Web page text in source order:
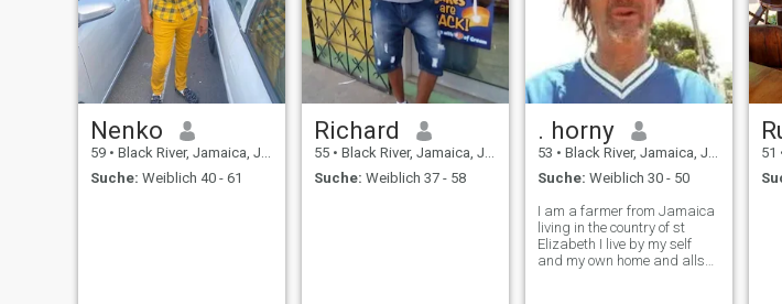
Nenko
59 • Black River, Jamaica, Jamaika
Suche: Weiblich 40 - 61
Richard
55 • Black River, Jamaica, Jamaika
Suche: Weiblich 37 - 58
. horny
53 • Black River, Jamaica, Jamaika
Suche: Weiblich 30 - 50
I am a farmer from Jamaica
living in the country of st
Elizabeth I live by my self
and my own home and allso
51